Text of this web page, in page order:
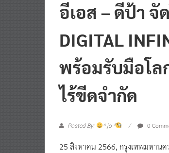
อีเอส – ดีป้า จั
DIGITAL
พร้อมรับมือโ
ไร้ขีดจำกัด
Posted By: ^ jo ^ 0
25 สิงหาคม 2566, กรุงเทพมหานค